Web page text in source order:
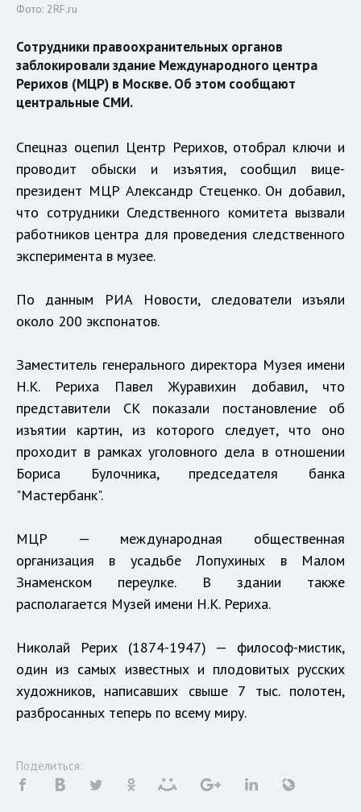
Фото: 2RF.ru
Сотрудники правоохранительных органов
заблокировали здание Международного центра
Рерихов (МЦР) в Москве. Об этом сообщают
центральные СМИ.
Спецназ оцепил Центр Рерихов, отобрал ключи и
проводит обыски и изъятия, сообщил вице-
президент МЦР Александр Стеценко. Он добавил,
что сотрудники Следственного комитета вызвали
работников центра для проведения следственного
эксперимента в музее.
По данным РИА Новости, следователи изъяли
около 200 экспонатов.
Заместитель генерального директора Музея имени
Н.К. Рериха Павел Журавихин добавил, что
представители СК показали постановление об
изъятии картин, из которого следует, что оно
проходит в рамках уголовного дела в отношении
Бориса Булочника, председателя банка
"Мастербанк".
МЦР — международная общественная
организация в усадьбе Лопухиных в Малом
Знаменском переулке. В здании также
располагается Музей имени Н.К. Рериха.
Николай Рерих (1874-1947) — философ-мистик,
один из самых известных и плодовитых русских
художников, написавших свыше 7 тыс. полотен,
разбросанных теперь по всему миру.
Поделиться: